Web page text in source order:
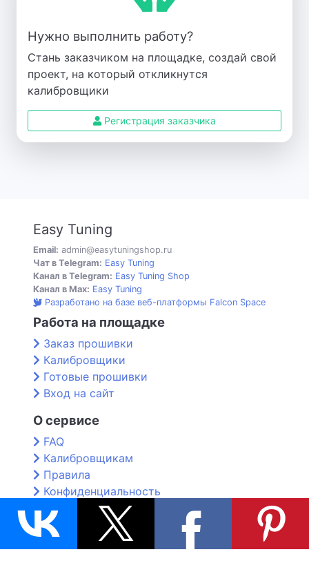
Нужно выполнить работу?
Стань заказчиком на площадке, создай свой
проект, на который откликнутся
калибровщики
Регистрация заказчика
Easy Tuning
Email: admin@easytuningshop.ru
Чат в Telegram: Easy Tuning
Канал в Telegram: Easy Tuning Shop
Канал в Max: Easy Tuning
Разработано на базе веб-платформы Falcon Space
Работа на площадке
Заказ прошивки
Калибровщики
Готовые прошивки
Вход на сайт
О сервисе
FAQ
Калибровщикам
Правила
Конфиденциальность
Контакты